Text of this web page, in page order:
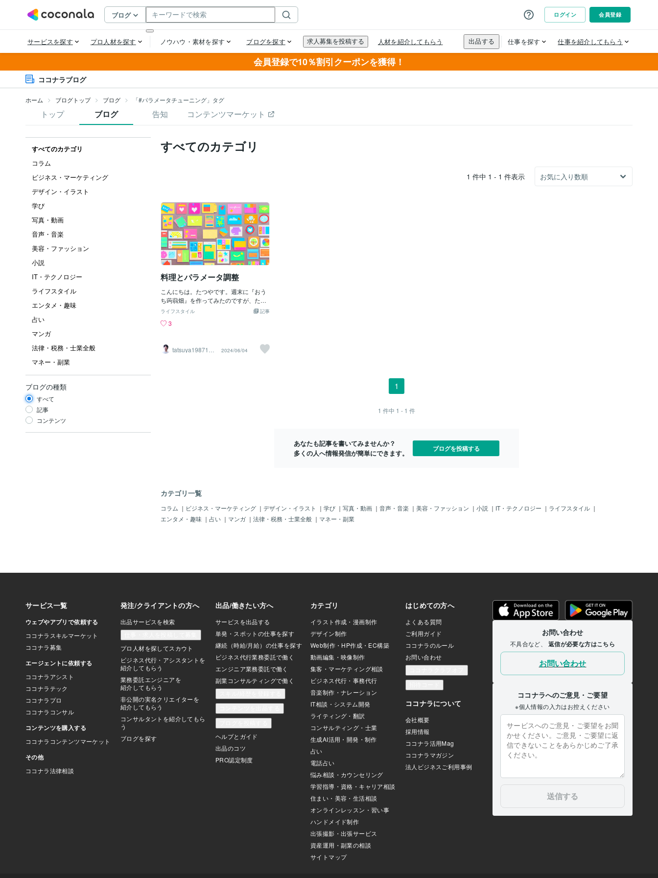
会員登録で10％割引クーポンを獲得！
ココナラブログ
ホーム ブログトップ ブログ 「#パラメータチューニング」タグ
トップ ブログ 告知 コンテンツマーケット
すべてのカテゴリ
コラム
ビジネス・マーケティング
デザイン・イラスト
学び
写真・動画
音声・音楽
美容・ファッション
小説
IT・テクノロジー
ライフスタイル
エンタメ・趣味
占い
マンガ
法律・税務・士業全般
マネー・副業
ブログの種類
すべて
記事
コンテンツ
すべてのカテゴリ
1 件中 1 - 1 件表示
料理とパラメータ調整
こんにちは。たつやです。週末に『おう
ち蒟蒻畑』を作ってみたのですが、たぶ
ん失敗しました。冷蔵庫で冷やしすぎた
チカチになってしまいました。あるい
グラムなら、それらのパラメータを変更
して再実行みたいな感じですが、料理だ
記事
ライフスタイル
3
tatsuya1987121 2024/06/04
1
1 件中 1 - 1 件
あなたも記事を書いてみませんか？
多くの人へ情報発信が簡単にできます。
ブログを投稿する
カテゴリ一覧
コラム ｜ ビジネス・マーケティング ｜ デザイン・イラスト ｜ 学び ｜ 写真・動画 ｜ 音声・音楽 ｜ 美容・ファッション ｜ 小説 ｜ IT・テクノロジー ｜ ライフスタイル ｜
エンタメ・趣味 ｜ 占い ｜ マンガ ｜ 法律・税務・士業全般 ｜ マネー・副業